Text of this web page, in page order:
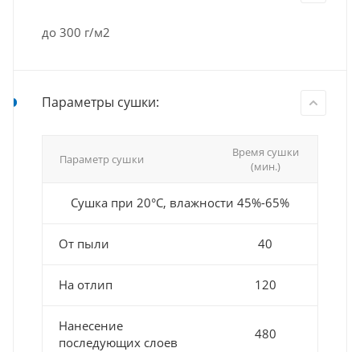
до 300 г/м2
Параметры сушки:
Параметр сушки
Время сушки
(мин.)
Сушка при 20°С, влажности 45%-65%
От пыли 40
На отлип 120
Нанесение
последующих слоев
480